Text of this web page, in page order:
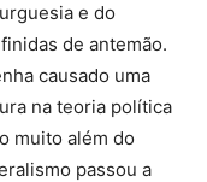
e do
de antemão.
causado uma
na teoria política
muito além do
passou a